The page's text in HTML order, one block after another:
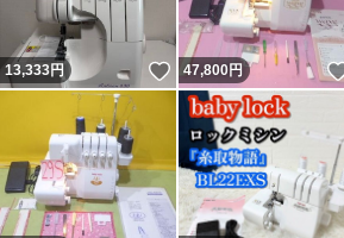
13,333円 いいね！
47,800円